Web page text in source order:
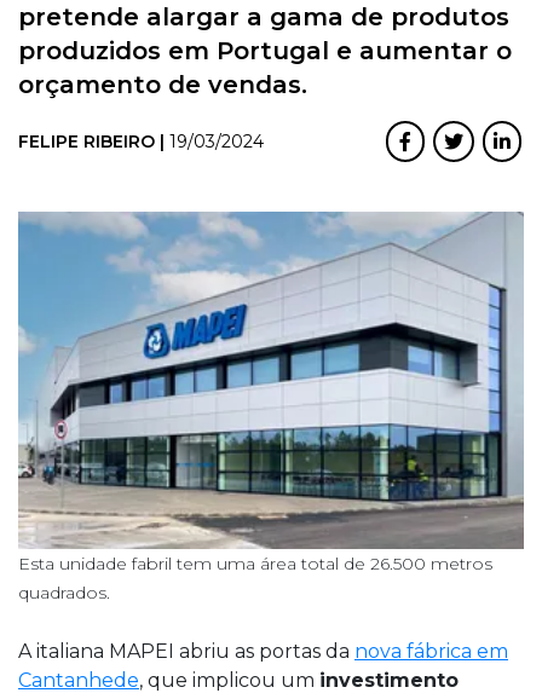
pretende alargar a gama de produtos
produzidos em Portugal e aumentar o
orçamento de vendas.
FELIPE RIBEIRO | 19/03/2024
Esta unidade fabril tem uma área total de 26.500 metros
quadrados.
A italiana MAPEI abriu as portas da nova fábrica em
Cantanhede, que implicou um investimento